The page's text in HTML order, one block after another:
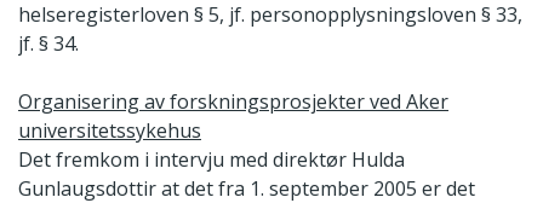
helseregisterloven § 5, jf. personopplysningsloven § 33,
jf. § 34.
Organisering av forskningsprosjekter ved Aker
universitetssykehus
Det fremkom i intervju med direktør Hulda
Gunlaugsdottir at det fra 1. september 2005 er det